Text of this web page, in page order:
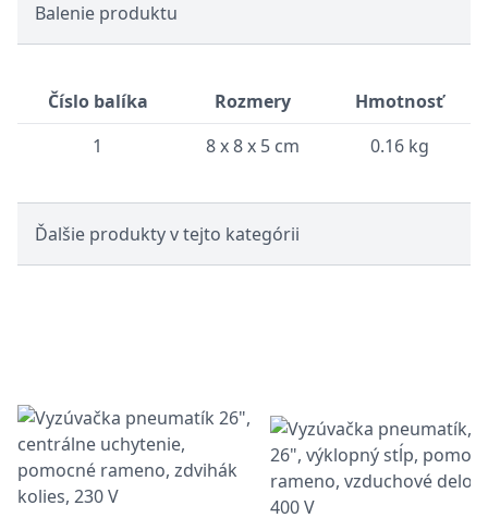
Balenie produktu
Číslo balíka Rozmery
Hmotnosť
1
8 x 8 x 5 cm 0.16 kg
Ďalšie produkty v tejto kategórii